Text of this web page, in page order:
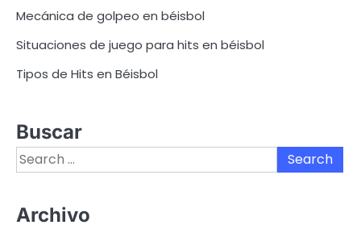
Mecánica de golpeo en béisbol
Situaciones de juego para hits en béisbol
Tipos de Hits en Béisbol
Buscar
Search
for:
Archivo